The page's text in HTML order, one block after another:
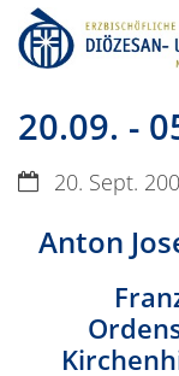
Zum Inhalt
20.09. -
Datum:20. Sept.
Anton